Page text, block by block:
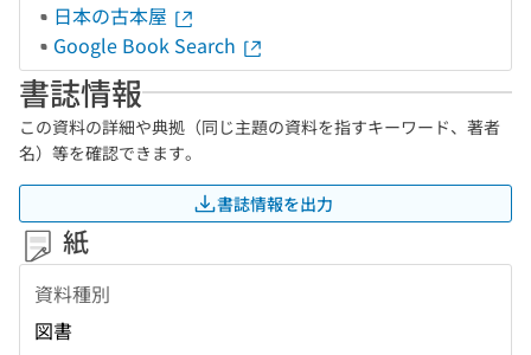
日本の古本屋
Google Book Search
書誌情報
この資料の詳細や典拠（同じ主題の資料を指すキーワード、著者
名）等を確認できます。
書誌情報を出力
紙
資料種別
図書